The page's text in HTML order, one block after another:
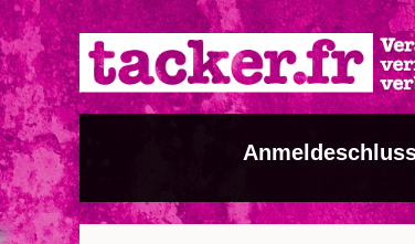
Direkt
zum
Inhalt